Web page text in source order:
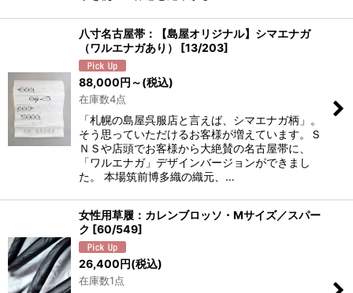
八寸名古屋帯：【島屋オリジナル】シマエナガ
（ワルエナガあり）
[13/203]
88,000円 ～(税込)
在庫数4点
「札幌の島屋呉服店と言えば、シマエナガ柄」。
そう思っていただけるお客様が増えています。Ｓ
ＮＳや店頭でお客様から大絶賛の名古屋帯に、
「ワルエナガ」デザインバージョンができまし
た。 本場筑前博多織の織元、…
女性用草履：カレンブロッソ・Mサイズ／スパー
ク [60/549]
26,400円(税込)
在庫数1点